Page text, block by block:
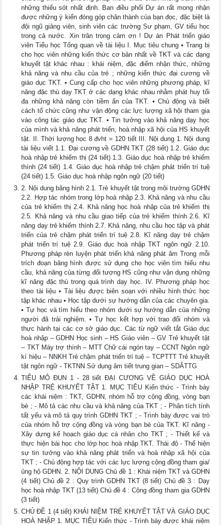
những thiếu sót nhất định. Ban điều phối Dự án rất mong nhận
được những ý kiến đóng góp chân thành của bạn đọc, đặc biệt là
đội ngũ giảng viên, sinh viên các trường Sư phạm, GV tiểu học
trong cả nước. Xin trân trọng cảm ơn ! Dự án Phát triển giáo
viên Tiểu học Tổng quan về tài liệu I. Mục tiêu chung • Trang bị
cho học viên những kiến thức cơ bản nhất về TKT và các dạng
khuyết tật khác nhau : khái niệm, đặc điểm nhận thức, những
khả năng và nhu cầu của trẻ ; những kiến thức đại cương về
giáo dục TKT. • Cung cấp cho học viên những phương pháp, kĩ
năng đặc thù dạy TKT ở các dạng khác nhau nhằm phát huy tối
đa những khả năng còn tiềm ẩn của TKT. • Chủ động và biết
cách tổ chức cũng như vận động các lực lượng xã hội tham gia
vào công tác giáo dục TKT. • Tin tưởng vào khả năng dạy học
của mình và khả năng phát triển, hoà nhập xã hội của HS khuyết
tật. II. Thời lượng học 8 đvht = 120 tiết III. Nội dung 1. Nội dung
tài liệu viết 1.1. Đại cương về GDHN TKT (28 tiết) 1.2. Giáo dục
hoà nhập trẻ khiếm thị (24 tiết) 1.3. Giáo dục hoà nhập trẻ khiếm
thính (24 tiết) 1.4. Giáo dục hoà nhập trẻ chậm phát triển trí tuệ
(24 tiết) 1.5. Giáo dục hoà nhập ngôn ngữ (20 tiết)
2. Nội dung băng hình 2.1. Trẻ khuyết tật trong môi trường GDHN
2.2. Hợp tác nhóm trong lớp hoà nhập 2.3. Khả năng và nhu cầu
của trẻ khiếm thị 2.4. Khả năng học hoà nhập của trẻ khiếm thị
2.5. Khả năng và nhu cầu giao tiếp của trẻ khiếm thính 2.6. Kĩ
năng dạy trẻ khiếm thính 2.7. Khả năng, nhu cầu học tập và phát
triển của trẻ chậm phát triển trí tuệ 2.8. Kĩ năng dạy trẻ chậm
phát triển trí tuệ 2.9. Giáo dục hoà nhập TKT ngôn ngữ 2.10.
Phương pháp rèn luyện phát triển khả năng phát âm Trong mỗi
trích đoạn băng hình được sử dụng cho học viên tìm hiểu nhu
cầu, khả năng của từng đối tượng HS cũng như vận dụng những
kĩ năng đặc thù trong quá trình dạy học. IV. Phương pháp học
theo tài liệu • Tài liệu được biên soạn với nhiều hình thức học
tập khác nhau • Học tập dưới sự hướng dẫn của các chuyên gia.
• Tự học và tìm hiểu theo nhóm dưới sự hướng dẫn của những
người đã trải nghiệm. • Tự học kết hợp với trao đổi nhóm và
thực hành tại các cơ sở giáo dục. Các từ ngữ viết tắt Giáo dục
hoà nhập – GDHN Học sinh – HS Giáo viên – GV Trẻ khuyết tật
– TKT Máy trợ thính – MTT Chữ cái ngón tay – CCNT Ngôn ngữ
kí hiệu – NNKH Trẻ chậm phát triển trí tuệ – TCPTTT Trẻ khuyết
tật ngôn ngữ - TKTNN Sử dụng âm tiết trung gian – SDÂTTG
TIỂU MÔ ĐUN 1 - 28 tiết ĐẠI CƯƠNG VỀ GIÁO DỤC HOÀ
NHẬP TRẺ KHUYẾT TẬT 1. MỤC TIÊU Kiến thức - Trình bày
các khái niệm : TKT, GDHN, nhóm hỗ trợ cộng đồng, vòng bạn
bè ; - Mô tả các nhu cầu và khả năng của TKT ; - Phân tích tính
tất yếu và mô tả quy trình GDHN TKT ; - Trình bày được vai trò
của nhóm hỗ trợ cộng đồng và vòng bạn bè của TKT. Kĩ năng -
Xây dựng kế hoạch giáo dục cá nhân cho TKT ; - Thiết kế và
thực hiện bài học cho lớp học hoà nhập TKT. Thái độ - Thể hiện
sự tin tưởng vào khả năng phát triển và hoà nhập xã hội của
TKT ; - Chủ động hợp tác với các lực lượng cộng đồng tham gia/
ủng hộ GDHN. 2. NỘI DUNG Chủ đề 1 : Khái niệm TKT và GDHN
(4 tiết) Chủ đề 2 : Quy trình GDHN TKT (8 tiết) Chủ đề 3 : Dạy
học hoà nhập TKT (13 tiết) Chủ đề 4 : Cộng đồng tham gia GDHN
(3 tiết)
CHỦ ĐỀ 1 (4 tiết) KHÁI NIỆM TRẺ KHUYẾT TẬT VÀ GIÁO DỤC
HOÀ NHẬP 1. MỤC TIÊU Kiến thức - Trình bày được khái niệm